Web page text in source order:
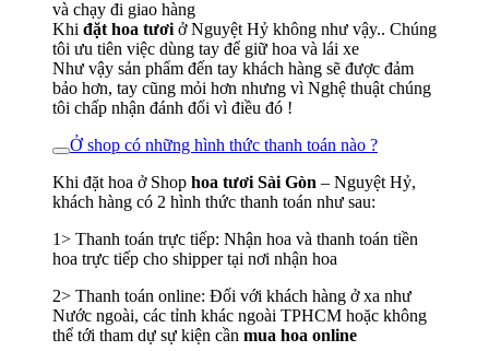
và chạy đi giao hàng
Khi đặt hoa tươi ở Nguyệt Hỷ không như vậy.. Chúng
tôi ưu tiên việc dùng tay để giữ hoa và lái xe
Như vậy sản phẩm đến tay khách hàng sẽ được đảm
bảo hơn, tay cũng mỏi hơn nhưng vì Nghệ thuật chúng
tôi chấp nhận đánh đổi vì điều đó !
Ở shop có những hình thức thanh toán nào ?
Khi đặt hoa ở Shop hoa tươi Sài Gòn – Nguyệt Hỷ,
khách hàng có 2 hình thức thanh toán như sau:
1> Thanh toán trực tiếp: Nhận hoa và thanh toán tiền
hoa trực tiếp cho shipper tại nơi nhận hoa
2> Thanh toán online: Đối với khách hàng ở xa như
Nước ngoài, các tỉnh khác ngoài TPHCM hoặc không
thể tới tham dự sự kiện cần mua hoa online